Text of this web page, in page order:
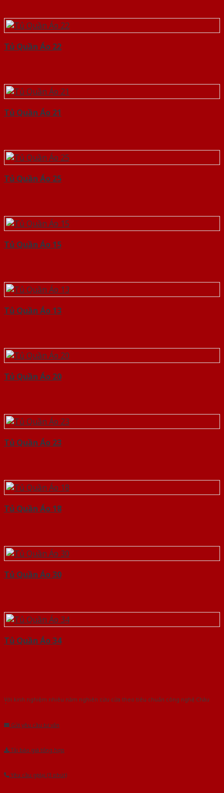
Tủ Quần Áo 22
Tủ Quần Áo 21
Tủ Quần Áo 25
Tủ Quần Áo 15
Tủ Quần Áo 13
Tủ Quần Áo 20
Tủ Quần Áo 23
Tủ Quần Áo 18
Tủ Quần Áo 30
Tủ Quần Áo 34
Với kinh nghiệm nhiêu năm nghiên cứu cửa theo tiêu chuẩn công nghệ Châu
Gửi yêu cầu tư vấn
Tải báo giá tổng hợp
Yêu cầu gọi lại (3 phút)